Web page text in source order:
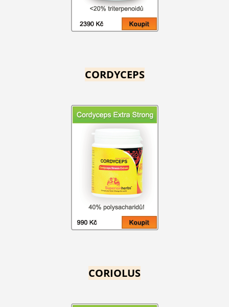
CORDYCEPS
CORIOLUS